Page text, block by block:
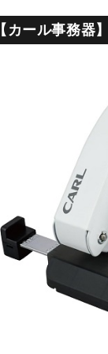
【カール事務器